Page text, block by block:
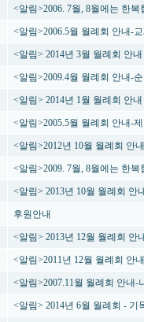
<알림>2006. 7월, 8월에는 한
<알림>2006.5월 월례회 안내-
<알림> 2014년 3월 월례회 안
<알림>2009.4월 월례회 안내-
<알림> 2014년 1월 월례회 안
<알림>2005.5월 월례회 안내-
<알림>2012년 10월 월례회 안
<알림>2009. 7월, 8월에는 한
<알림> 2013년 10월 월례회
후원안내
<알림> 2013년 12월 월례회
<알림>2011년 12월 월례회 안
<알림>2007.11월 월례회 안내-
<알림> 2014년 6월 월례회 - 기